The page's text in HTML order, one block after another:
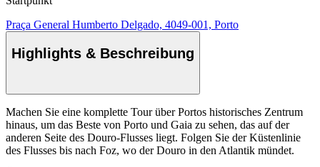
Praça General Humberto Delgado, 4049-001, Porto
Highlights & Beschreibung
Machen Sie eine komplette Tour über Portos historisches Zentrum
hinaus, um das Beste von Porto und Gaia zu sehen, das auf der
anderen Seite des Douro-Flusses liegt. Folgen Sie der Küstenlinie
des Flusses bis nach Foz, wo der Douro in den Atlantik mündet.